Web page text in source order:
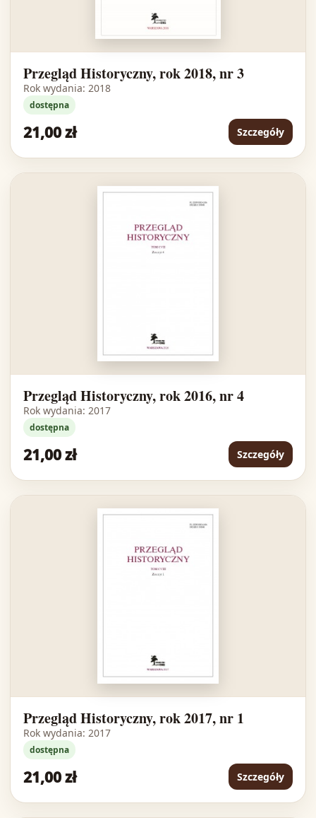
Przegląd Historyczny, rok 2018, nr 3
Rok wydania: 2018
dostępna
21,00 zł Szczegóły
Przegląd Historyczny, rok 2016, nr 4
Rok wydania: 2017
dostępna
21,00 zł Szczegóły
Przegląd Historyczny, rok 2017, nr 1
Rok wydania: 2017
dostępna
21,00 zł Szczegóły